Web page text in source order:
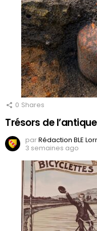
0 Shares
Trésors de
parRédaction BLE
3 semaines ago